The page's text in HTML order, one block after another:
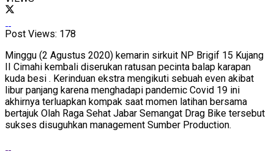
Post Views: 178
Minggu (2 Agustus 2020) kemarin sirkuit NP Brigif 15 Kujang
II Cimahi kembali diserukan ratusan pecinta balap karapan
kuda besi . Kerinduan ekstra mengikuti sebuah even akibat
libur panjang karena menghadapi pandemic Covid 19 ini
akhirnya terluapkan kompak saat momen latihan bersama
bertajuk Olah Raga Sehat Jabar Semangat Drag Bike tersebut
sukses disuguhkan management Sumber Production.